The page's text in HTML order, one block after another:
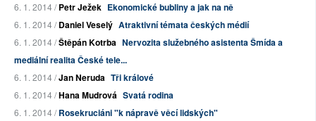
6. 1. 2014 /Petr Ježek Ekonomické bubliny a jak na ně
6. 1. 2014 /Daniel Veselý Atraktivní témata českých médií
6. 1. 2014 /Štěpán Kotrba Nervozita služebného asistenta Šmída a
mediální realita České tele...
6. 1. 2014 /Jan Neruda Tři králové
6. 1. 2014 /Hana Mudrová Svatá rodina
6. 1. 2014 /Rosekruciáni "k nápravě věcí lidských"